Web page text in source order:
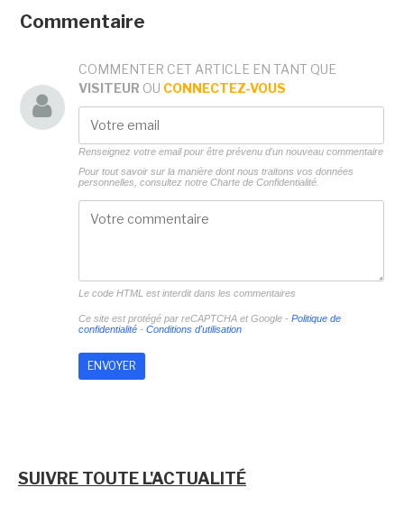
Commentaire
COMMENTER CET ARTICLE EN TANT QUE
VISITEUR OU CONNECTEZ-VOUS
Renseignez votre email pour être prévenu d'un nouveau commentaire
Pour tout savoir sur la manière dont nous traitons vos données
personnelles, consultez notre Charte de Confidentialité.
Le code HTML est interdit dans les commentaires
Ce site est protégé par reCAPTCHA et Google - Politique de
confidentialité- Conditions d'utilisation
SUIVRE TOUTE L'ACTUALITÉ